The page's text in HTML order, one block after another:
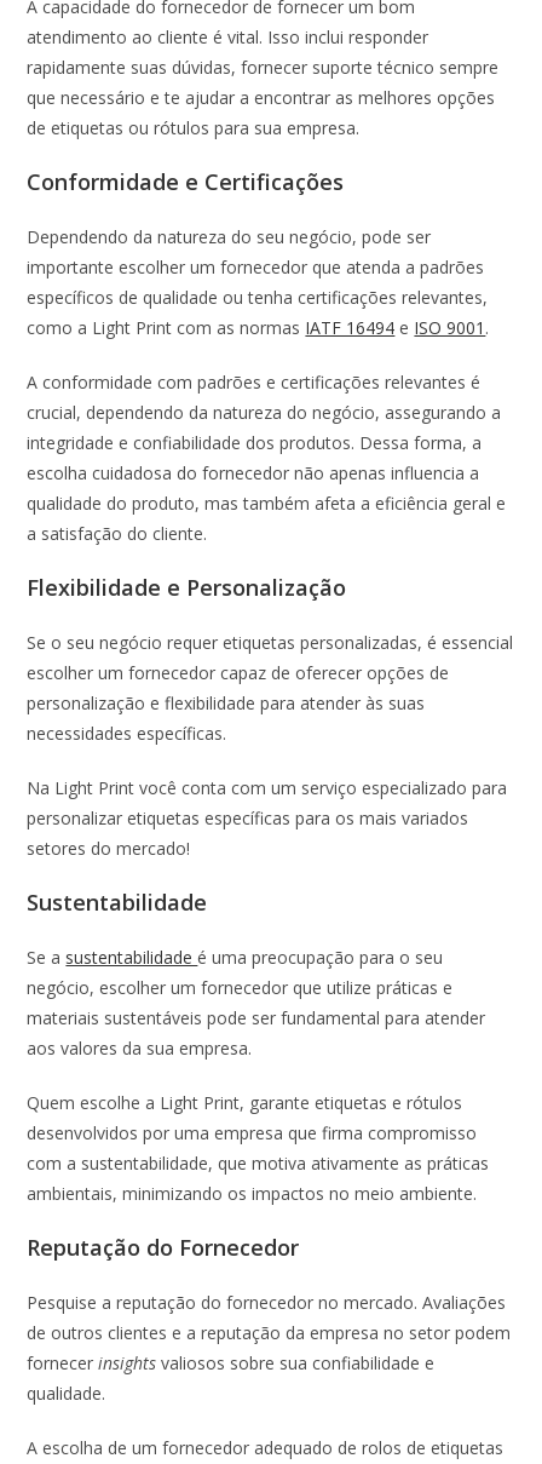
A capacidade do fornecedor de fornecer um bom
atendimento ao cliente é vital. Isso inclui responder
rapidamente suas dúvidas, fornecer suporte técnico sempre
que necessário e te ajudar a encontrar as melhores opções
de etiquetas ou rótulos para sua empresa.
Conformidade e Certificações
Dependendo da natureza do seu negócio, pode ser
importante escolher um fornecedor que atenda a padrões
específicos de qualidade ou tenha certificações relevantes,
como a Light Print com as normas IATF 16494 e ISO 9001 .
A conformidade com padrões e certificações relevantes é
crucial, dependendo da natureza do negócio, assegurando a
integridade e confiabilidade dos produtos. Dessa forma, a
escolha cuidadosa do fornecedor não apenas influencia a
qualidade do produto, mas também afeta a eficiência geral e
a satisfação do cliente.
Flexibilidade e Personalização
Se o seu negócio requer etiquetas personalizadas, é essencial
escolher um fornecedor capaz de oferecer opções de
personalização e flexibilidade para atender às suas
necessidades específicas.
Na Light Print você conta com um serviço especializado para
personalizar etiquetas específicas para os mais variados
setores do mercado!
Sustentabilidade
Se a sustentabilidadeé uma preocupação para o seu
negócio, escolher um fornecedor que utilize práticas e
materiais sustentáveis pode ser fundamental para atender
aos valores da sua empresa.
Quem escolhe a Light Print, garante etiquetas e rótulos
desenvolvidos por uma empresa que firma compromisso
com a sustentabilidade, que motiva ativamente as práticas
ambientais, minimizando os impactos no meio ambiente.
Reputação do Fornecedor
Pesquise a reputação do fornecedor no mercado. Avaliações
de outros clientes e a reputação da empresa no setor podem
fornecerinsights valiosos sobre sua confiabilidade e
qualidade.
A escolha de um fornecedor adequado de rolos de etiquetas